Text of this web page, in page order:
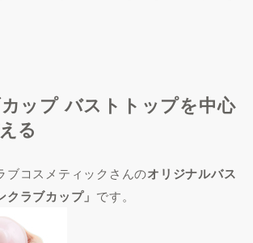
ップ バストトップを中心
る
ブコスメティックさんのオリジナルバス
クラブカップ」 です。